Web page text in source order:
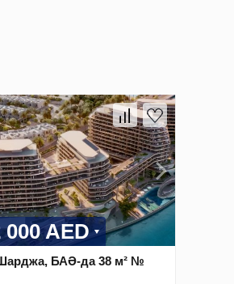
000 AED
БАӘ-да 38 м² №